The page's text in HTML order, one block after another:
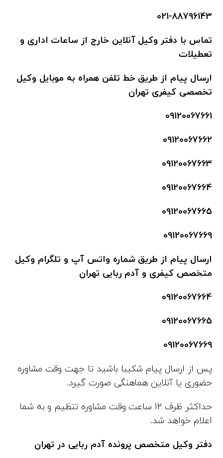
021-88796143
تماس با دفتر وکیل آنلاین خارج از ساعات اداری و
تعطیلات
ارسال پیام از طریق خط تلفن همراه به موبایل وکیل
تخصصی کیفری تهران
09120067661
09120067662
09120067663
09120067664
09120067665
09120067669
ارسال پیام از طریق شماره واتس آپ و تلگرام وکیل
متخصص کیفری و آدم ربایی تهران
09120067664
09120067665
09120067669
پس از ارسال پیام شکیبا باشید تا جهت وقت مشاوره
حضوری یا آنلاین هماهنگی صورت گیرد.
حداکثر ظرف 12 ساعت وقت مشاوره تنظیم و به شما
اعلام خواهد شد.
دفتر وکیل متخصص پرونده آدم ربایی در تهران